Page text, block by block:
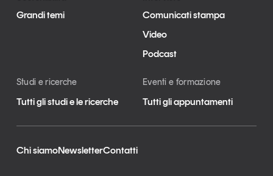
Grandi temi
Comunicati stampa
Video
Podcast
Studi e ricerche
Tutti gli studi e le ricerche
Eventi e formazione
Tutti gli appuntamenti
Chi siamoNewsletterContatti